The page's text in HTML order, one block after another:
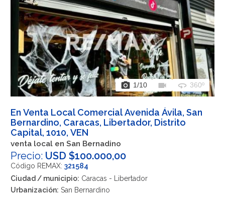
photo_camera 1/10 videocam 360 360º
En Venta Local Comercial Avenida Ávila, San
Bernardino, Caracas, Libertador, Distrito
Capital, 1010, VEN
venta local en San Bernadino
Precio: USD $100.000,00
Código REMAX: 321584
Ciudad / municipio: Caracas - Libertador
Urbanización: San Bernardino